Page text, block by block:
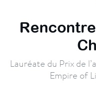
Lauréate du Prix de
Empire of